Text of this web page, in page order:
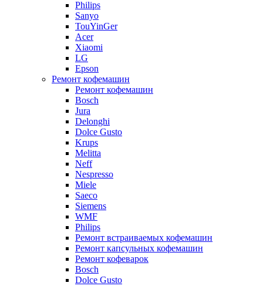
Philips
Sanyo
TouYinGer
Acer
Xiaomi
LG
Epson
Ремонт кофемашин
Ремонт кофемашин
Bosch
Jura
Delonghi
Dolce Gusto
Krups
Melitta
Neff
Nespresso
Miele
Saeco
Siemens
WMF
Philips
Ремонт встраиваемых кофемашин
Ремонт капсульных кофемашин
Ремонт кофеварок
Bosch
Dolce Gusto